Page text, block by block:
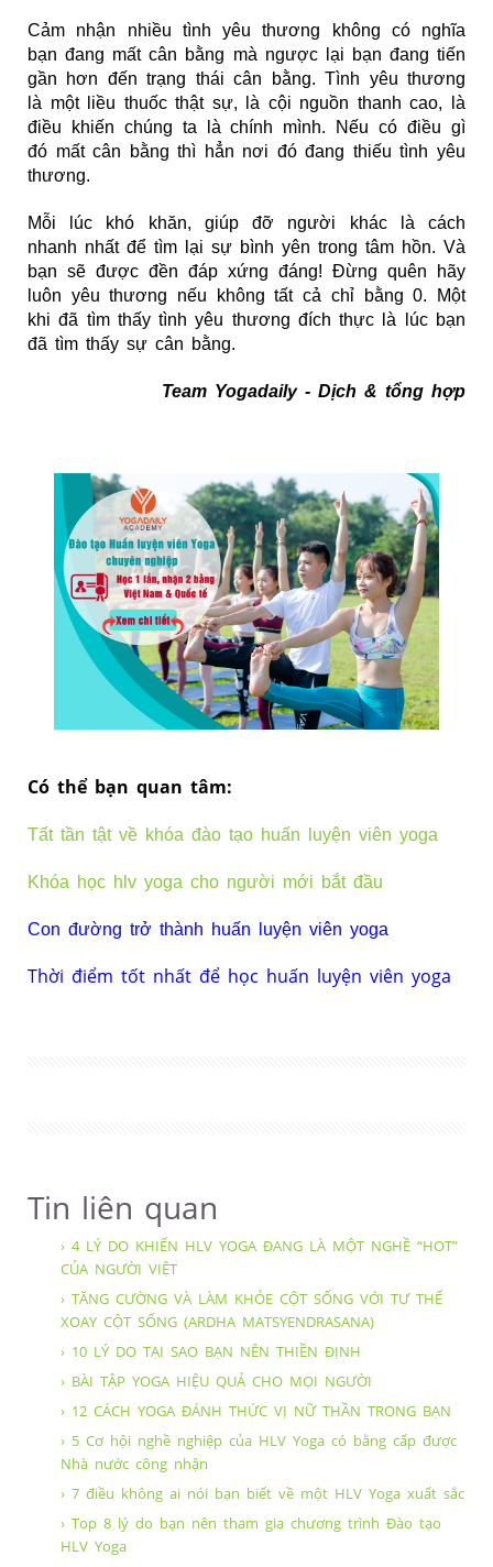
Cảm nhận nhiều tình yêu thương không có nghĩa
bạn đang mất cân bằng mà ngược lại bạn đang tiến
gần hơn đến trạng thái cân bằng. Tình yêu thương
là một liều thuốc thật sự, là cội nguồn thanh cao, là
điều khiến chúng ta là chính mình. Nếu có điều gì
đó mất cân bằng thì hẳn nơi đó đang thiếu tình yêu
thương.
Mỗi lúc khó khăn, giúp đỡ người khác là cách
nhanh nhất để tìm lại sự bình yên trong tâm hồn. Và
bạn sẽ được đền đáp xứng đáng! Đừng quên hãy
luôn yêu thương nếu không tất cả chỉ bằng 0. Một
khi đã tìm thấy tình yêu thương đích thực là lúc bạn
đã tìm thấy sự cân bằng.
Team Yogadaily - Dịch & tổng hợp
Có thể bạn ​quan tâm:
Tất tần tật về khóa đào tạo huấn luyện viên yoga
Khóa học hlv yoga cho người mới bắt đầu
Con đường trở thành huấn luyện viên yoga
Thời điểm tốt nhất để học huấn luyện viên yoga
Tin liên quan
› 4 LÝ DO KHIẾN HLV YOGA ĐANG LÀ MỘT NGHỀ “HOT”
CỦA NGƯỜI VIỆT
› TĂNG CƯỜNG VÀ LÀM KHỎE CỘT SỐNG VỚI TƯ THẾ
XOAY CỘT SỐNG (ARDHA MATSYENDRASANA)
› 10 LÝ DO TẠI SAO BẠN NÊN THIỀN ĐỊNH
› BÀI TẬP YOGA HIỆU QUẢ CHO MỌI NGƯỜI
› 12 CÁCH YOGA ĐÁNH THỨC VỊ NỮ THẦN TRONG BẠN
› 5 Cơ hội nghề nghiệp của HLV Yoga có bằng cấp được
Nhà nước công nhận
› 7 điều không ai nói bạn biết về một HLV Yoga xuất sắc
› Top 8 lý do bạn nên tham gia chương trình Đào tạo
HLV Yoga